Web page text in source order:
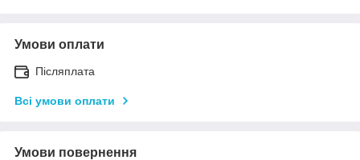
Умови оплати
Післяплата
Всі умови оплати
Умови повернення